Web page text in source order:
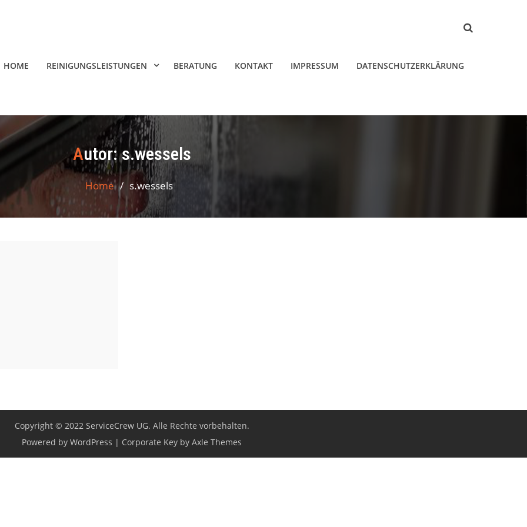
HOME REINIGUNGSLEISTUNGEN BERATUNG KONTAKT IMPRESSUM DATENSCHUTZERKLÄRUNG
Autor:s.wessels
Home s.wessels
Copyright © 2022 ServiceCrew UG. Alle Rechte vorbehalten.
Powered by WordPress | Corporate Key by Axle Themes